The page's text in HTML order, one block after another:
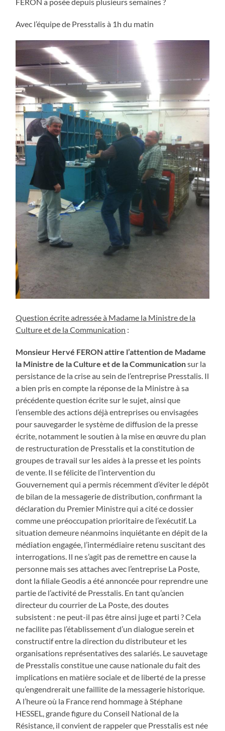
Avec l’équipe de Presstalis à 1h du matin
Question écrite adressée à Madame la Ministre de la
Culture et de la Communication :
Monsieur Hervé FERON attire l’attention de Madame
la Ministre de la Culture et de la Communicationsur la
persistance de la crise au sein de l’entreprise Presstalis. Il
a bien pris en compte la réponse de la Ministre à sa
précédente question écrite sur le sujet, ainsi que
l’ensemble des actions déjà entreprises ou envisagées
pour sauvegarder le système de diffusion de la presse
écrite, notamment le soutien à la mise en œuvre du plan
de restructuration de Presstalis et la constitution de
groupes de travail sur les aides à la presse et les points
de vente. Il se félicite de l’intervention du
Gouvernement qui a permis récemment d’éviter le dépôt
de bilan de la messagerie de distribution, confirmant la
déclaration du Premier Ministre qui a cité ce dossier
comme une préoccupation prioritaire de l’exécutif. La
situation demeure néanmoins inquiétante en dépit de la
médiation engagée, l’intermédiaire retenu suscitant des
interrogations. Il ne s’agit pas de remettre en cause la
personne mais ses attaches avec l’entreprise La Poste,
dont la filiale Geodis a été annoncée pour reprendre une
partie de l’activité de Presstalis. En tant qu’ancien
directeur du courrier de La Poste, des doutes
subsistent : ne peut-il pas être ainsi juge et parti ? Cela
ne facilite pas l’établissement d’un dialogue serein et
constructif entre la direction du distributeur et les
organisations représentatives des salariés. Le sauvetage
de Presstalis constitue une cause nationale du fait des
implications en matière sociale et de liberté de la presse
qu’engendrerait une faillite de la messagerie historique.
A l’heure où la France rend hommage à Stéphane
HESSEL, grande figure du Conseil National de la
Résistance, il convient de rappeler que Presstalis est née